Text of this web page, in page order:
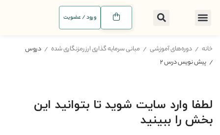
ورود / عضویت
خانه دوره‌های آموزشی مبانی سرمایه گذاری ارز رمزنگاری شده
دروس
پیش نویس درس ۲
لطفا وارد سایت شوید تا بتوانید این
بخش را ببینید